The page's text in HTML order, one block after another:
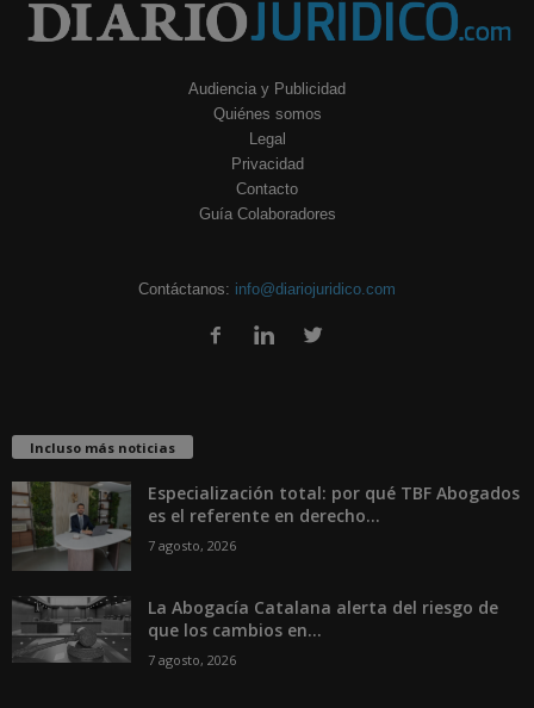
Audiencia y Publicidad
Quiénes somos
Legal
Privacidad
Contacto
Guía Colaboradores
Contáctanos: info@diariojuridico.com
Incluso más noticias
Especialización total: por qué TBF Abogados
es el referente en derecho...
7 agosto, 2026
La Abogacía Catalana alerta del riesgo de
que los cambios en...
7 agosto, 2026